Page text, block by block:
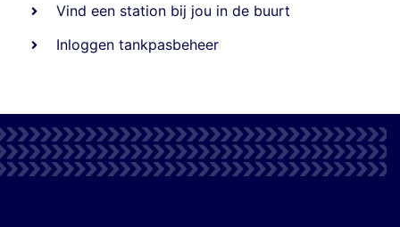
Vind een station bij jou in de buurt
Inloggen tankpasbeheer